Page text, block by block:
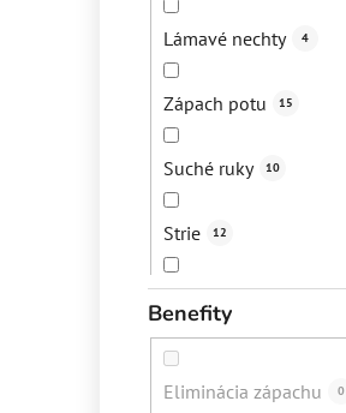
Lámavé nechty 4
Zápach potu 15
Suché ruky 10
Strie 12
Vypadávanie vlasov
Bolesti svalov a kĺbov
Benefity
Eliminácia zápachu 0